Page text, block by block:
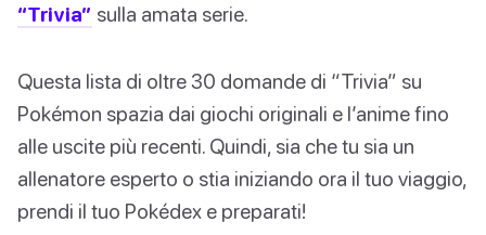
“Trivia” sulla amata serie.
Questa lista di oltre 30 domande di “Trivia” su
Pokémon spazia dai giochi originali e l’anime fino
alle uscite più recenti. Quindi, sia che tu sia un
allenatore esperto o stia iniziando ora il tuo viaggio,
prendi il tuo Pokédex e preparati!